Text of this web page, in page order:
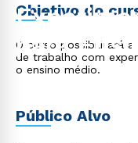
para
Objetivo do
O curso possibilitará
de trabalho com
o ensino médio.
Público Alvo